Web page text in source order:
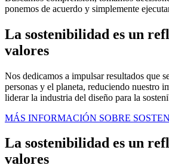
ponemos de acuerdo y simplemente
La sostenibilidad es un
valores
Nos dedicamos a impulsar resultados que
personas y el planeta, reduciendo nuestro
liderar la industria del diseño para la
MÁS INFORMACIÓN SOBRE
La sostenibilidad es un
valores